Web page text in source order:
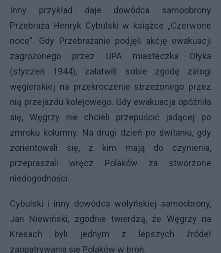
Inny przykład daje dowódca samoobrony
Przebraża Henryk Cybulski w książce „Czerwone
noce”. Gdy Przebrażanie podjęli akcję ewakuacji
zagrożonego przez UPAmiasteczka Ołyka
(styczeń 1944), załatwili sobie zgodę załogi
węgierskiej na przekroczenie strzeżonego przez
nią przejazdu kolejowego. Gdy ewakuacja opóźniła
się, Węgrzy nie chcieli przepuścić jadącej po
zmroku kolumny. Na drugi dzień po świtaniu, gdy
zorientowali się, z kim mają do czynienia,
przepraszali wręcz Polaków za stworzone
niedogodności.
Cybulski i inny dowódca wołyńskiej samoobrony,
Jan Niewiński, zgodnie twierdzą, że Węgrzy na
Kresach byli jednym z lepszych źródeł
zaopatrywania się Polaków w broń.